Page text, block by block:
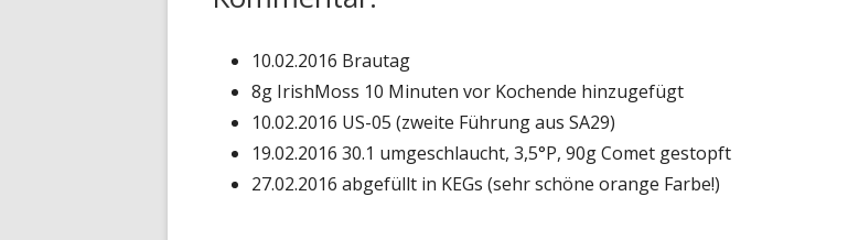
10.02.2016 Brautag
8g IrishMoss 10 Minuten vor Kochende hinzugefügt
10.02.2016 US-05 (zweite Führung aus SA29)
19.02.2016 30.1 umgeschlaucht, 3,5°P, 90g Comet gestopft
27.02.2016 abgefüllt in KEGs (sehr schöne orange Farbe!)